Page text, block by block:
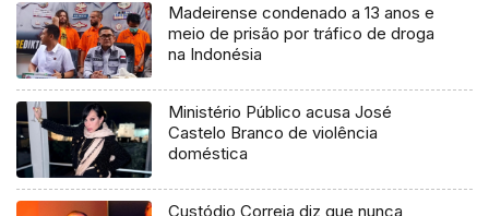
Madeirense condenado a 13 anos e
meio de prisão por tráfico de droga
na Indonésia
Ministério Público acusa José
Castelo Branco de violência
doméstica
Custódio Correia diz que nunca